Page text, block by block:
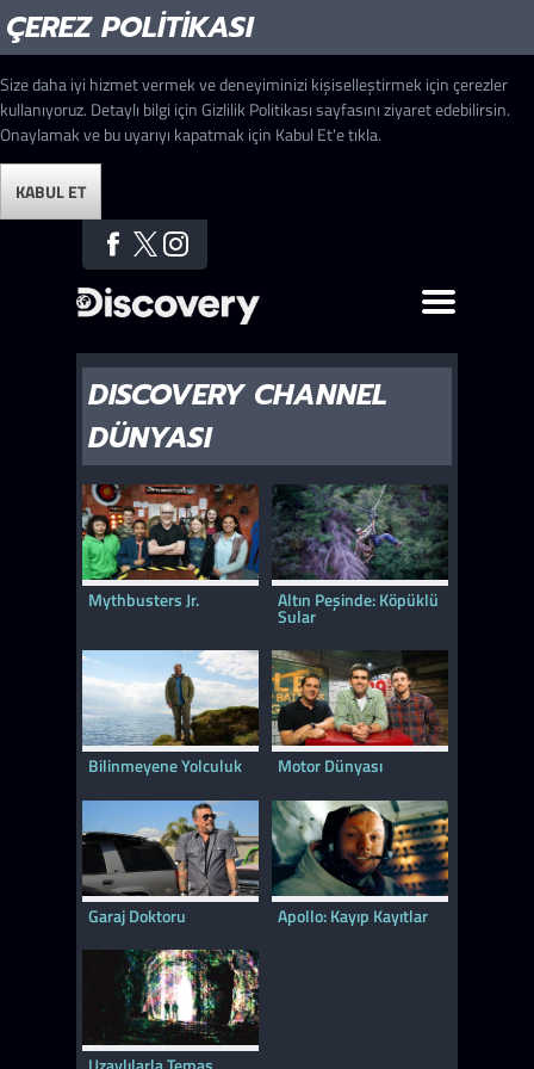
ÇEREZ POLITIKASI
Size daha iyi hizmet vermek ve deneyiminizi kişiselleştirmek için çerezler
kullanıyoruz. Detaylı bilgi için Gizlilik Politikası sayfasını ziyaret edebilirsin.
Onaylamak ve bu uyarıyı kapatmak için Kabul Et'e tıkla.
KABUL ET
DISCOVERY CHANNEL
DÜNYASI
Mythbusters Jr. Altın Peşinde: Köpüklü
Sular
Bilinmeyene Yolculuk Motor Dünyası
Garaj Doktoru Apollo: Kayıp Kayıtlar